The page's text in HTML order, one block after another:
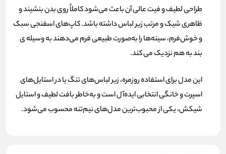
طراحی لطیف و فیت عالی آن باعث می‌شود کاملاً روی بدن بنشیند و
ظاهری شیک و مرتب زیر لباس داشته باشد. کاپ‌های اسفنجی سبک
و خوش‌فرم، سینه‌ها را به‌صورت طبیعی فرم می‌دهند به وسیله ی
بند به هم نزدیک می کند.
این مدل برای استفاده روزمره، زیر لباس‌های تنگ یا در استایل‌های
اسپرت و خانگی انتخابی ایده‌آل است و به‌خاطر بافت لطیف و استایل
شیکش، یکی از محبوب‌ترین مدل‌های نیم‌تنه محسوب می‌شود.